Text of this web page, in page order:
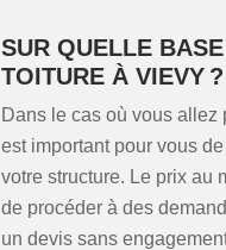
SUR QUELLE
TOITURE À VIEVY ?
Dans le cas où vous allez
est important pour vous
votre structure. Le prix au
de procéder à des
un devis sans